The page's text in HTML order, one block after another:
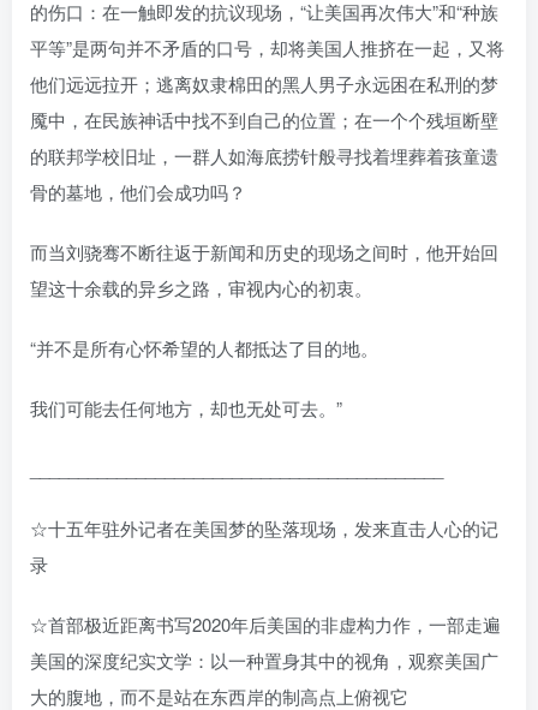
的伤口：在一触即发的抗议现场，“让美国再次伟大”和“种族
平等”是两句并不矛盾的口号，却将美国人推挤在一起，又将
他们远远拉开；逃离奴隶棉田的黑人男子永远困在私刑的梦
魇中，在民族神话中找不到自己的位置；在一个个残垣断壁
的联邦学校旧址，一群人如海底捞针般寻找着埋葬着孩童遗
骨的墓地，他们会成功吗？
而当刘骁骞不断往返于新闻和历史的现场之间时，他开始回
望这十余载的异乡之路，审视内心的初衷。
“并不是所有心怀希望的人都抵达了目的地。
我们可能去任何地方，却也无处可去。”
☆十五年驻外记者在美国梦的坠落现场，发来直击人心的记
录
☆首部极近距离书写2020年后美国的非虚构力作，一部走遍
美国的深度纪实文学：以一种置身其中的视角，观察美国广
大的腹地，而不是站在东西岸的制高点上俯视它